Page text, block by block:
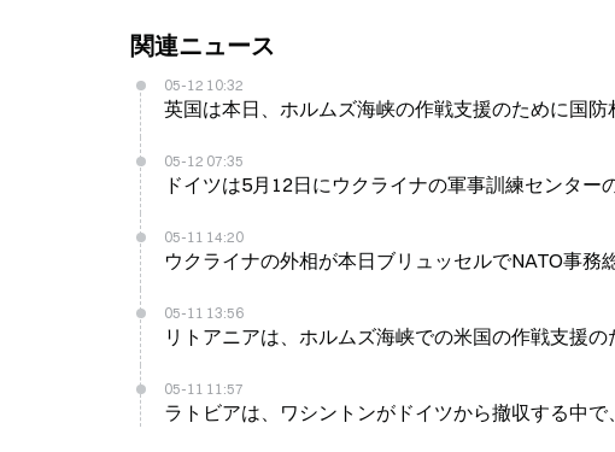
関連ニュース
05-12 10:32
英国は本日、ホルムズ海峡の作戦支援のために国
05-12 07:35
ドイツは5月12日にウクライナの軍事訓練センター
05-11 14:20
ウクライナの外相が本日ブリュッセルでNATO事務
05-11 13:56
リトアニアは、ホルムズ海峡での米国の作戦支援
05-11 11:57
ラトビアは、ワシントンがドイツから撤収する中